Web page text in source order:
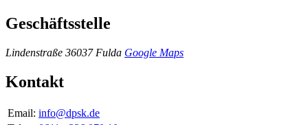
Geschäftsstelle
Lindenstraße 36037 Fulda Google Maps
Kontakt
Email: info@dpsk.de